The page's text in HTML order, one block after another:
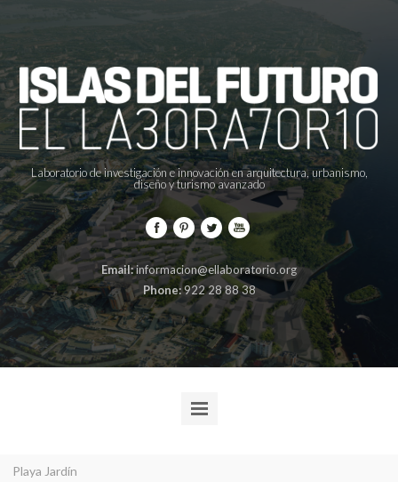
Laboratorio de investigación e innovación en arquitectura, urbanismo,
diseño y turismo avanzado
Email:informacion@ellaboratorio.org
Phone:922 28 88 38
Playa Jardín